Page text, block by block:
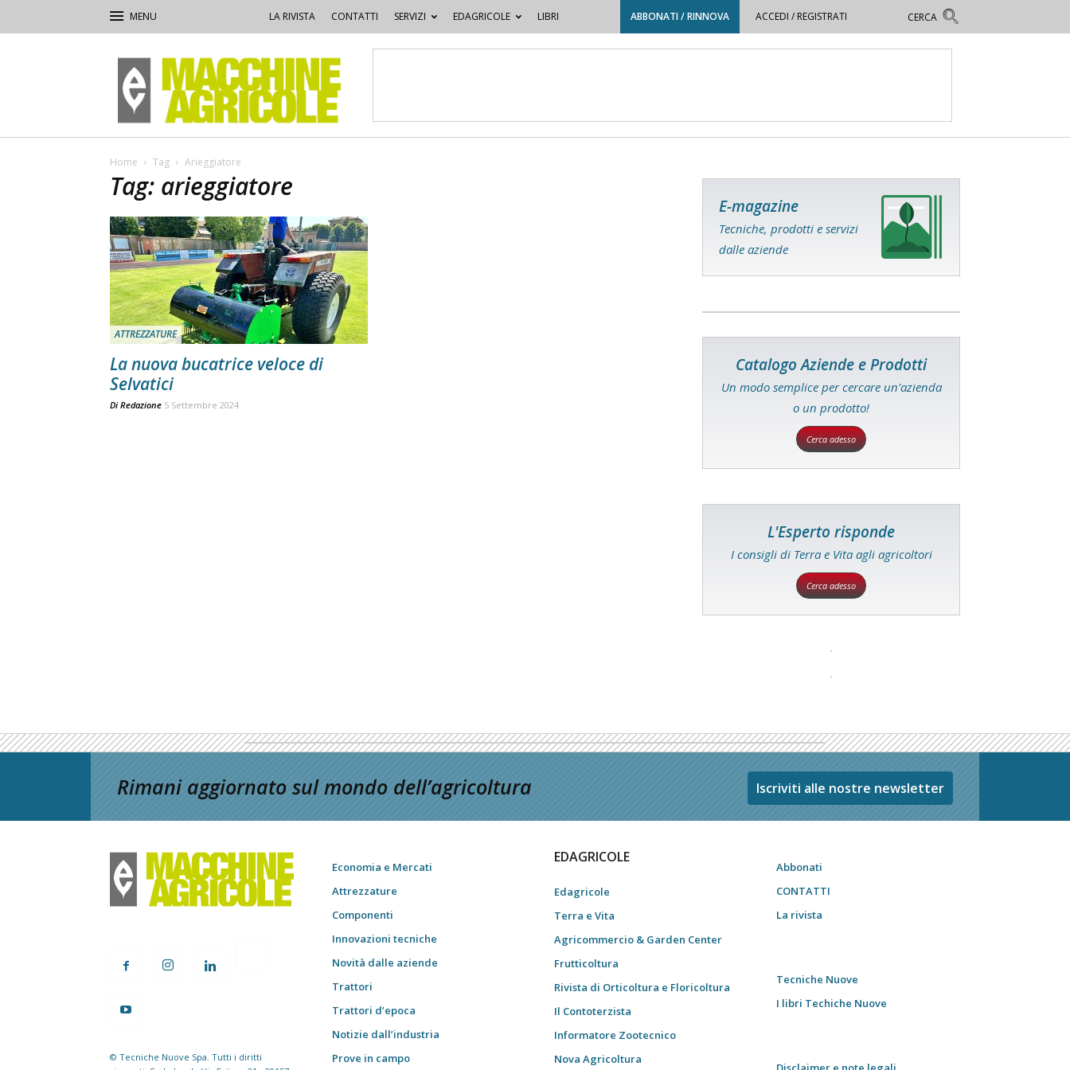
LA RIVISTA CONTATTI SERVIZI EDAGRICOLE LIBRI ABBONATI / RINNOVA ACCEDI / REGISTRATI
Macchine
Agricole
Home Tag Arieggiatore
Tag: arieggiatore
ATTREZZATURE
La nuova bucatrice veloce di
Selvatici
Di Redazione 5 Settembre 2024
E-magazine
Tecniche, prodotti e servizi
dalle aziende
Catalogo Aziende e Prodotti
Un modo semplice per cercare un'azienda
o un prodotto!
Cerca adesso
L'Esperto risponde
I consigli di Terra e Vita agli agricoltori
Cerca adesso
Rimani aggiornato sul mondo dell’agricoltura Iscriviti alle nostre newsletter
© Tecniche Nuove Spa. Tutti i diritti
Economia e Mercati
Attrezzature
Componenti
Innovazioni tecniche
Novità dalle aziende
Trattori
Trattori d’epoca
Notizie dall’industria
Prove in campo
EDAGRICOLE
Edagricole
Terra e Vita
Agricommercio & Garden Center
Frutticoltura
Rivista di Orticoltura e Floricoltura
Il Contoterzista
Informatore Zootecnico
Nova Agricoltura
Abbonati
CONTATTI
La rivista
Tecniche Nuove
I libri Techiche Nuove